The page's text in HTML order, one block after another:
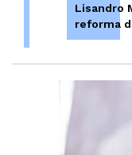
Lisandro
reforma